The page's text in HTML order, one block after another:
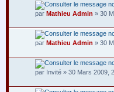
par Mathieu Admin » 30
par Mathieu Admin » 30
par Invité » 30 Mars 2009,